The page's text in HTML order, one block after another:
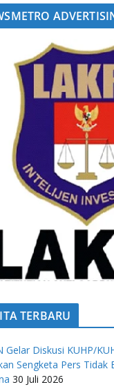
TERBARU
Gelar Diskusi KUHP/
Sengketa Pers Tidak
30 Juli 2026